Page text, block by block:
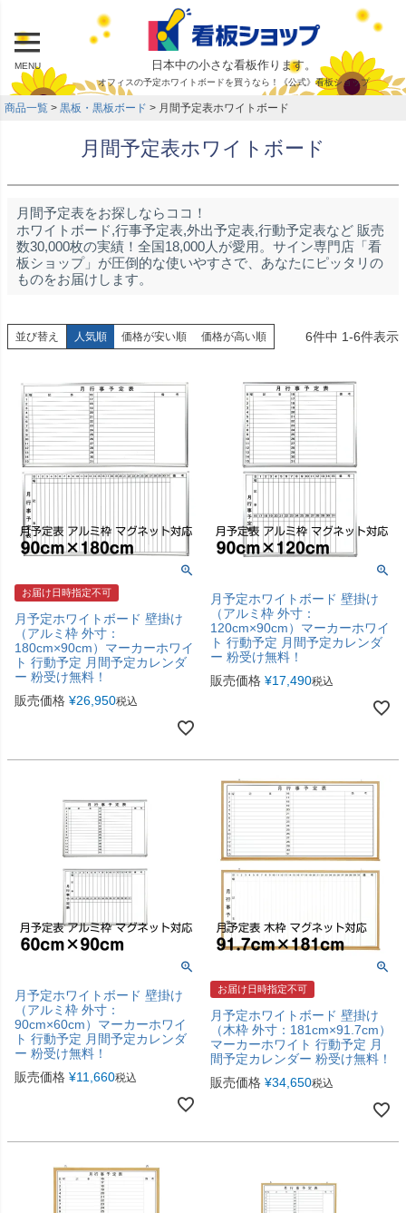
MENU 日本中の小さな看板作ります。
オフィスの予定ホワイトボードを買うなら！《公式》看板ショップ
商品一覧 黒板・黒板ボード 月間予定表ホワイトボード
月間予定表ホワイトボード
月間予定表をお探しならココ！
ホワイトボード,行事予定表,外出予定表,行動予定表など 販売
数30,000枚の実績！全国18,000人が愛用。サイン専門店「看
板ショップ」が圧倒的な使いやすさで、あなたにピッタリの
ものをお届けします。
並び替え 人気順 価格が安い順 価格が高い順 6件中 1-6件表示
お届け日時指定不可
月予定ホワイトボード 壁掛け
（アルミ枠 外寸：
180cm×90cm）マーカーホワイ
ト 行動予定 月間予定カレンダ
ー 粉受け無料！
販売価格 ¥26,950税込
月予定ホワイトボード 壁掛け
（アルミ枠 外寸：
120cm×90cm）マーカーホワイ
ト 行動予定 月間予定カレンダ
ー 粉受け無料！
販売価格 ¥17,490税込
月予定ホワイトボード 壁掛け
（アルミ枠 外寸：
90cm×60cm）マーカーホワイ
ト 行動予定 月間予定カレンダ
ー 粉受け無料！
販売価格 ¥11,660税込
お届け日時指定不可
月予定ホワイトボード 壁掛け
（木枠 外寸：181cm×91.7cm）
マーカーホワイト 行動予定 月
間予定カレンダー 粉受け無料！
販売価格 ¥34,650税込